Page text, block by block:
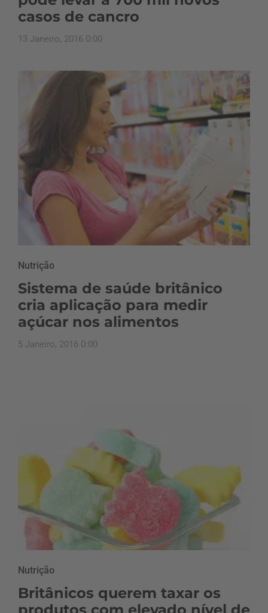
casos de cancro
13 Janeiro, 2016 0:00
Nutrição
Sistema de saúde britânico
cria aplicação para medir
açúcar nos alimentos
5 Janeiro, 2016 0:00
Nutrição
Britânicos querem taxar os